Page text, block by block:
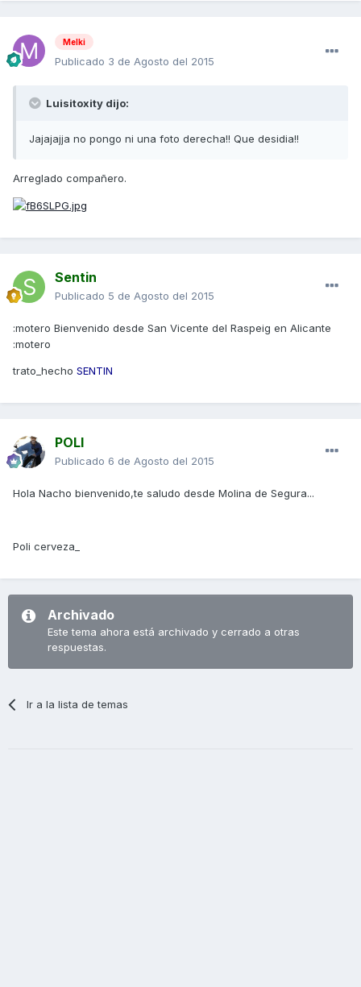
Melki
Publicado 3 de Agosto del 2015
Luisitoxity dijo:
Jajajajja no pongo ni una foto derecha!! Que desidia!!
Arreglado compañero.
Sentin
Publicado 5 de Agosto del 2015
:motero Bienvenido desde San Vicente del Raspeig en Alicante
:motero
trato_hecho SENTIN
POLI
Publicado 6 de Agosto del 2015
Hola Nacho bienvenido,te saludo desde Molina de Segura...
Poli cerveza_
Archivado
Este tema ahora está archivado y cerrado a otras
respuestas.
Ir a la lista de temas